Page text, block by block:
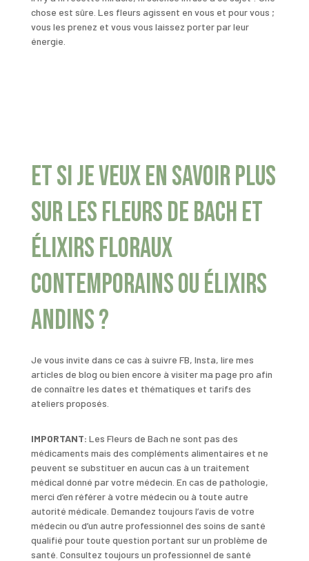
chose est sûre. Les fleurs agissent en vous et pour vous ;
vous les prenez et vous vous laissez porter par leur
énergie.
Et si je veux en savoir plus
sur les Fleurs de Bach et
élixirs floraux
contemporains ou élixirs
andins ?
Je vous invite dans ce cas à suivre FB, Insta, lire mes
articles de blog ou bien encore à visiter ma page pro afin
de connaître les dates et thématiques et tarifs des
ateliers proposés.
IMPORTANT: Les Fleurs de Bach ne sont pas des
médicaments mais des compléments alimentaires et ne
peuvent se substituer en aucun cas à un traitement
médical donné par votre médecin. En cas de pathologie,
merci d’en référer à votre médecin ou à toute autre
autorité médicale. Demandez toujours l’avis de votre
médecin ou d’un autre professionnel des soins de santé
qualifié pour toute question portant sur un problème de
santé. Consultez toujours un professionnel de santé